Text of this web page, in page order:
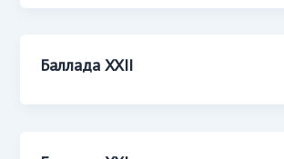
Баллада XXII